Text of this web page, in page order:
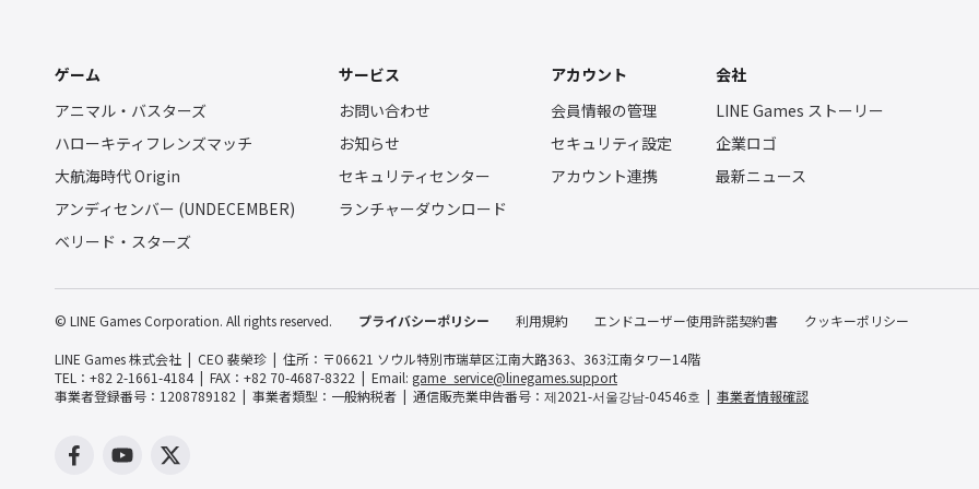
ゲーム
アニマル・バスターズ
ハローキティフレンズマッチ
大航海時代 Origin
アンディセンバー (UNDECEMBER)
ベリード・スターズ
サービス
お問い合わせ
お知らせ
セキュリティセンター
ランチャーダウンロード
アカウント
会員情報の管理
セキュリティ設定
アカウント連携
会社
LINE Games ストーリー
企業ロゴ
最新ニュース
© LINE Games Corporation. All rights reserved. プライバシーポリシー 利用規約 エンドユーザー使用許諾契約書 クッキーポリシー
LINE Games 株式会社 CEO 裴榮珍
住所：〒06621 ソウル特別市瑞草区江南大路363、363江南タワー14階
TEL：+82 2-1661-4184
FAX：+82 70-4687-8322 Email: game_service@linegames.support
事業者登録番号：1208789182
事業者類型：一般納税者 通信販売業申告番号：제2021-서울강남-04546호 事業者情報確認